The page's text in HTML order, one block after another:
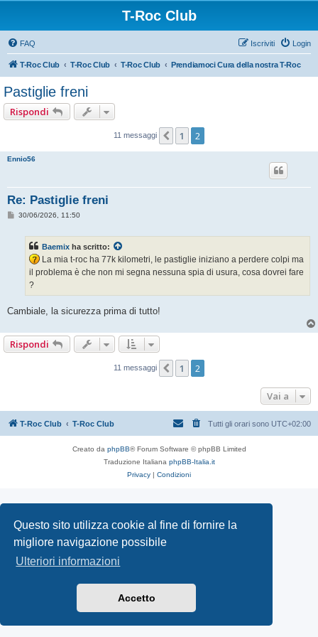
Questo sito utilizza cookie al fine di fornire la
migliore navigazione possibile
Ulteriori informazioni
Accetto
T-Roc Club
FAQ Login
Iscriviti
T-Roc Club T-Roc Club T-Roc Club Prendiamoci Cura della nostra T-Roc
Pastiglie freni
Rispondi
11 messaggi Precedente
1 2
Ennio56
Re: Pastiglie freni
M30/06/2026, 11:50
Baemix ha scritto:
La mia t-roc ha 77k kilometri, le pastiglie iniziano a perdere colpi ma
il problema è che non mi segna nessuna spia di usura, cosa dovrei fare
?
Cambiale, la sicurezza prima di tutto!
Rispondi
11 messaggi Precedente
1 2
Vai a
T-Roc Club T-Roc Club Tutti gli orari sono UTC+02:00
Creato da phpBB® Forum Software © phpBB Limited
Traduzione Italiana phpBB-Italia.it
Privacy | Condizioni